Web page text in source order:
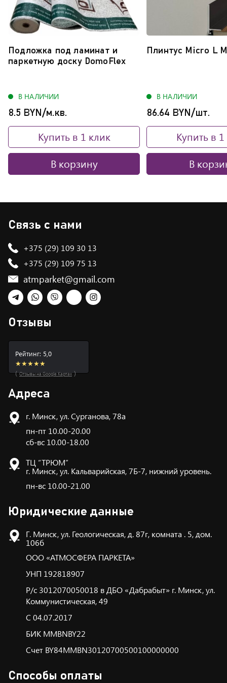
Подложка под ламинат и
паркетную доску DomoFlex
В НАЛИЧИИ
8.5 BYN/м.кв.
Купить в 1 клик
В корзину
Плинтус Micro L
В НАЛИЧИИ
86.64 BYN/шт.
Купить в
В
Адреса
г. Минск, ул. Сурганова, 78а
пн-пт 10.00-20.00
сб-вс 10.00-18.00
ТЦ “ТРЮМ”
г. Минск, ул. Кальварийская, 7Б-7, нижний уровень.
пн-вс 10.00-21.00
Юридические данные
Г. Минск, ул. Геологическая, д. 87г, комната . 5, дом.
106б
ООО «АТМОСФЕРА ПАРКЕТА»
УНП 192818907
Р/с 3012070050018 в ДБО «Дабрабыт» г. Минск, ул.
Коммунистическая, 49
С 04.07.2017
БИК ММBNBY22
Счет BY84MMBN30120700500100000000
Связь с нами
+375 (29) 109 30 13
+375 (29) 109 75 13
atmparket@gmail.com
Telegram
WhatsApp
ViberTikTokInstagram
Отзывы
Рейтинг: 5,0
★★★★★
(Отзывы на Google Картах)
Способы оплаты